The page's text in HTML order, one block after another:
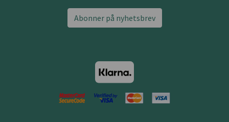
Abonner på nyhetsbrev